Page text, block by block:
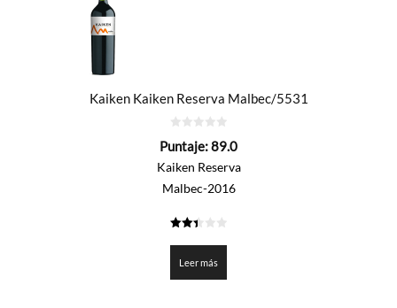
Kaiken Kaiken Reserva Malbec/5531
de
Puntaje:89.0
Kaiken Reserva
Malbec-2016
de 5
Leer más